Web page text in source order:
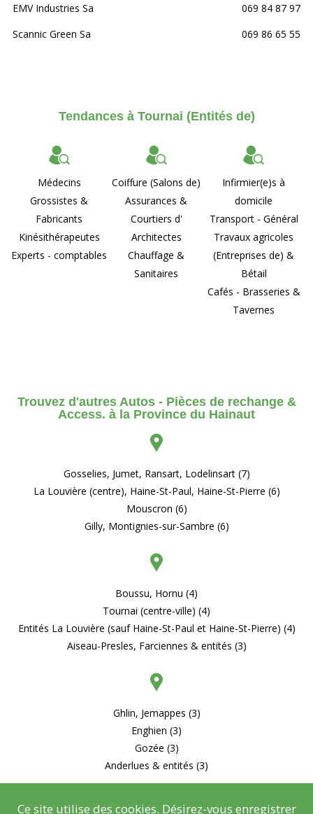
EMV Industries Sa
069 84 87 97
Scannic Green Sa
069 86 65 55
Tendances à Tournai (Entités de)
Médecins
Grossistes &
Fabricants
Kinésithérapeutes
Experts - comptables
Coiffure (Salons de)
Assurances &
Courtiers d'
Architectes
Chauffage &
Sanitaires
Infirmier(e)s à
domicile
Transport - Général
Travaux agricoles
(Entreprises de) &
Bétail
Cafés - Brasseries &
Tavernes
Trouvez d'autres Autos - Pièces de rechange &
Access. à la Province du Hainaut
Gosselies, Jumet, Ransart, Lodelinsart (7)
La Louvière (centre), Haine-St-Paul, Haine-St-Pierre (6)
Mouscron (6)
Gilly, Montignies-sur-Sambre (6)
Boussu, Hornu (4)
Tournai (centre-ville) (4)
Entités La Louvière (sauf Haine-St-Paul et Haine-St-Pierre) (4)
Aiseau-Presles, Farciennes & entités (3)
Ghlin, Jemappes (3)
Enghien (3)
Gozée (3)
Anderlues & entités (3)
Ce site utilise des cookies. Désirez-vous enregistrer